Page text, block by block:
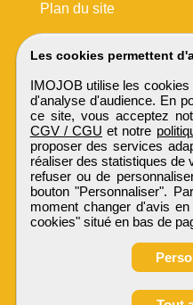
Les cookies permettent
IMOJOB utilise les
d'analyse d'audience. En
ce site, vous acceptez
CGV / CGU et notre
proposer des services
réaliser des statistiques de
refuser ou de
bouton "Personnaliser".
moment changer d'avis
cookies" situé en bas de
Plan du site